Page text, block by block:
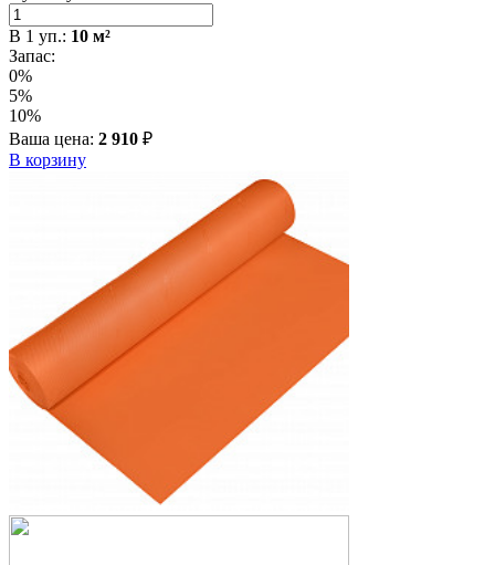
В 1 уп.: 10 м²
Запас:
0%
5%
10%
Ваша цена: 2 910 ₽
В корзину